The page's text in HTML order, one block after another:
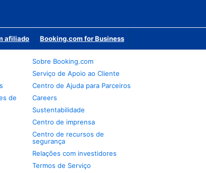
afiliado Booking.com for Business
de
Sobre Booking.com
Serviço de Apoio ao Cliente
Centro de Ajuda para Parceiros
Careers
Sustentabilidade
Centro de imprensa
Centro de recursos de
segurança
Relações com investidores
Termos de Serviço